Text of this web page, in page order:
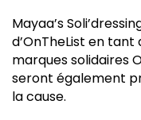
Mayaa’s
d’OnTheList en tant
marques solidaires
seront également
la cause.